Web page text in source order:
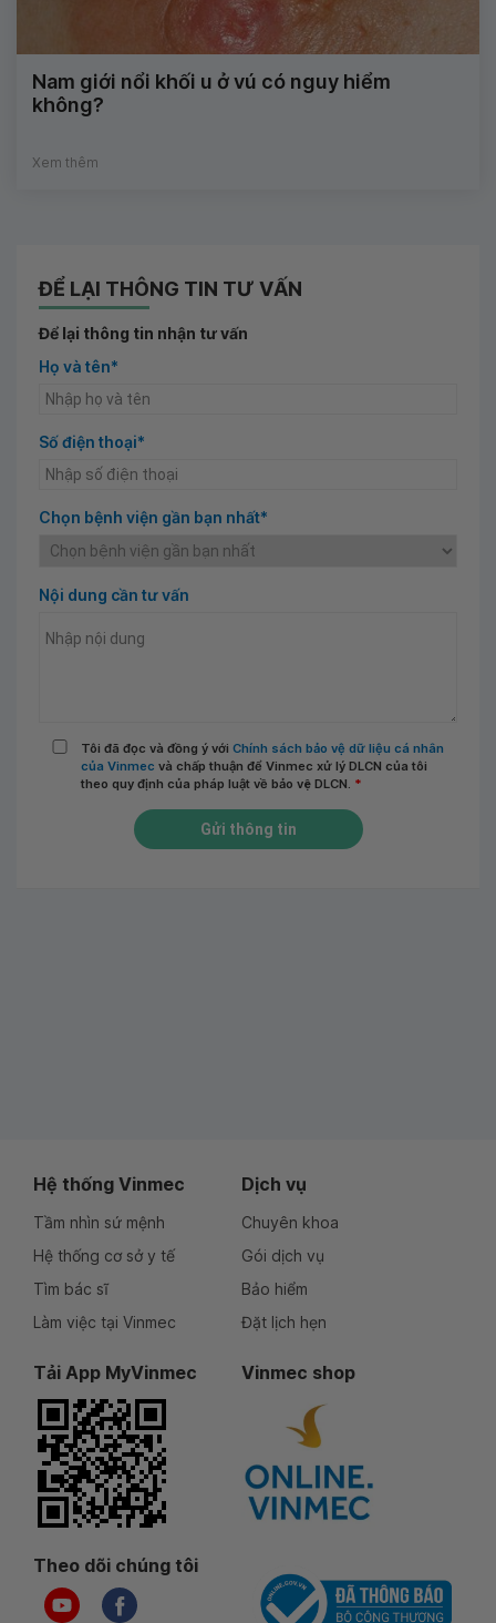
Nam giới nổi khối u ở vú có nguy hiểm
không?
Xem thêm
ĐỂ LẠI THÔNG TIN TƯ VẤN
Để lại thông tin nhận tư vấn
Họ và tên*
Số điện thoại*
Chọn bệnh viện gần bạn nhất*
Nội dung cần tư vấn
Tôi đã đọc và đồng ý với Chính sách bảo vệ dữ liệu cá nhân
của Vinmec và chấp thuận để Vinmec xử lý DLCN của tôi
theo quy định của pháp luật về bảo vệ DLCN. *
Gửi thông tin
Hệ thống Vinmec
Tầm nhìn sứ mệnh
Hệ thống cơ sở y tế
Tìm bác sĩ
Làm việc tại Vinmec
Dịch vụ
Chuyên khoa
Gói dịch vụ
Bảo hiểm
Đặt lịch hẹn
Tải App MyVinmec Vinmec shop
Theo dõi chúng tôi